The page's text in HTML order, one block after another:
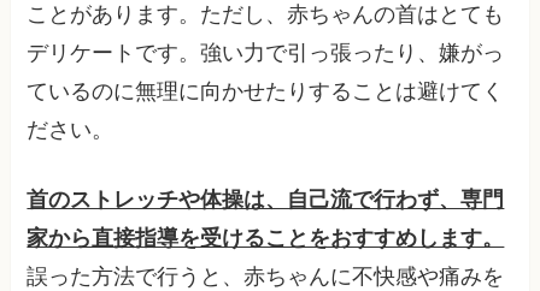
ことがあります。ただし、赤ちゃんの首はとても
デリケートです。強い力で引っ張ったり、嫌がっ
ているのに無理に向かせたりすることは避けてく
ださい。
首のストレッチや体操は、自己流で行わず、専門
家から直接指導を受けることをおすすめします。
誤った方法で行うと、赤ちゃんに不快感や痛みを